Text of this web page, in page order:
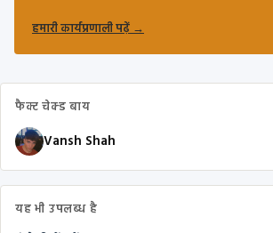
हमारी कार्यप्रणाली पढ़ें→
फैक्ट चेक्ड बाय
Vansh Shah
यह भी उपलब्ध है